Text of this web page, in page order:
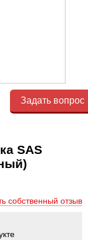
Задать вопрос
SAS
собственный отзыв